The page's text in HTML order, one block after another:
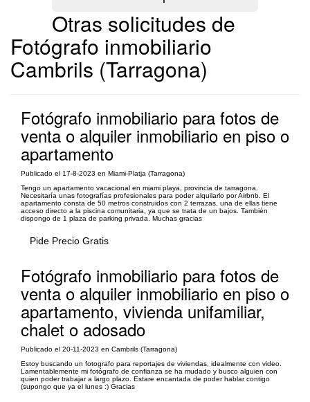
Otras solicitudes de
Fotógrafo inmobiliario
Cambrils (Tarragona)
Fotógrafo inmobiliario para fotos de
venta o alquiler inmobiliario en piso o
apartamento
Publicado el 17-8-2023 en Miami-Platja (Tarragona)
Tengo un apartamento vacacional en miami playa, provincia de tarragona.
Necesitaría unas fotografías profesionales para poder alquilarlo por Airbnb. El
apartamento consta de 50 metros construidos con 2 terrazas, una de ellas tiene
acceso directo a la piscina comunitaria, ya que se trata de un bajos. También
dispongo de 1 plaza de parking privada. Muchas gracias
Pide Precio Gratis
Fotógrafo inmobiliario para fotos de
venta o alquiler inmobiliario en piso o
apartamento, vivienda unifamiliar,
chalet o adosado
Publicado el 20-11-2023 en Cambrils (Tarragona)
Estoy buscando un fotografo para reportajes de viviendas, idealmente con video.
Lamentablemente mi fotógrafo de confianza se ha mudado y busco alguien con
quien poder trabajar a largo plazo. Estare encantada de poder hablar contigo
(supongo que ya el lunes :) Gracias